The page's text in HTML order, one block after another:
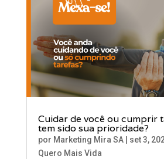
Cuidar de você ou cumprir
tem sido sua prioridade?
por Marketing Mira SA| set 3,
Quero Mais Vida